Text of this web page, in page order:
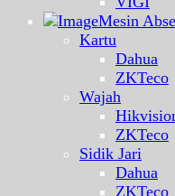
Mesin
Kartu
Dahua
ZKTeco
Wajah
ZKTeco
Sidik Jari
Dahua
ZKTeco